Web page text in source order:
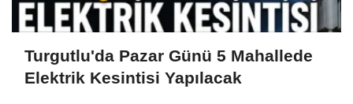
Turgutlu'da Pazar Günü 5 Mahallede
Elektrik Kesintisi Yapılacak